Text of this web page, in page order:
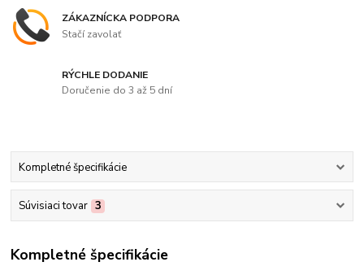
ZÁKAZNÍCKA PODPORA
Stačí zavolať
RÝCHLE DODANIE
Doručenie do 3 až 5 dní
Kompletné špecifikácie
Súvisiaci tovar 3
Kompletné špecifikácie